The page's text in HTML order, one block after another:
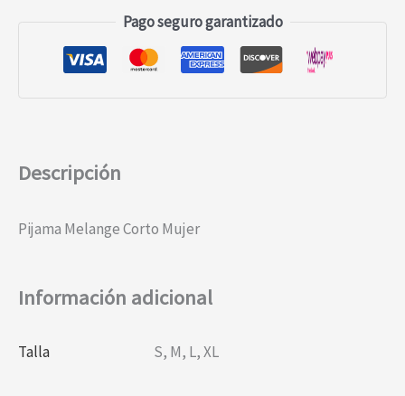
Pago seguro garantizado
Descripción
Pijama Melange Corto Mujer
Información adicional
Talla S, M, L,XL